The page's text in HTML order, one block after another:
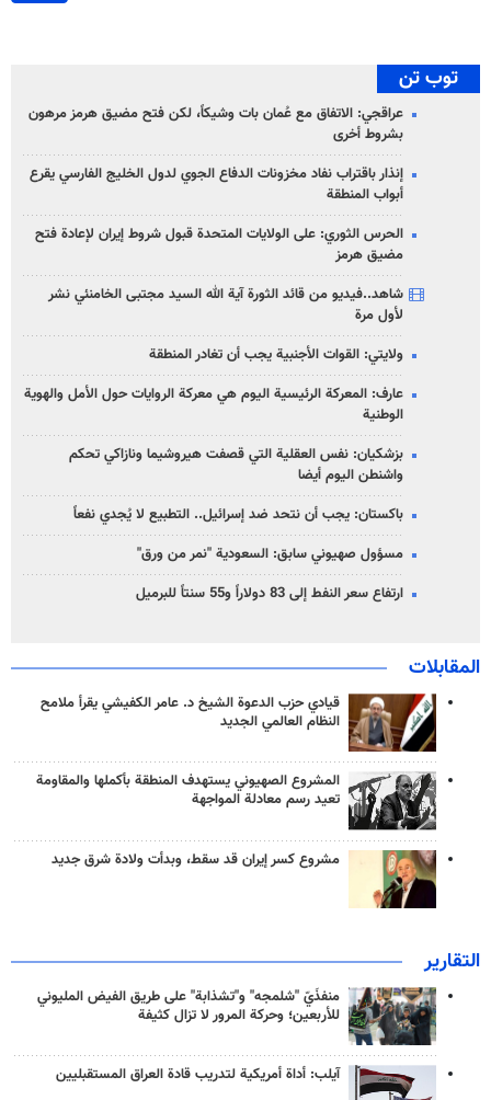
توب تن
عراقجي: الاتفاق مع عُمان بات وشيكاً، لكن فتح مضيق هرمز مرهون
بشروط أخرى
إنذار باقتراب نفاد مخزونات الدفاع الجوي لدول الخليج الفارسي يقرع
أبواب المنطقة
الحرس الثوري: على الولايات المتحدة قبول شروط إيران لإعادة فتح
مضيق هرمز
شاهد..فيديو من قائد الثورة آية الله السيد مجتبى الخامنئي نشر
لأول مرة
ولايتي: القوات الأجنبية يجب أن تغادر المنطقة
عارف: المعركة الرئيسية اليوم هي معركة الروايات حول الأمل والهوية
الوطنية
بزشكيان: نفس العقلية التي قصفت هيروشيما ونازاكي تحكم
واشنطن اليوم أيضا
باكستان: يجب أن نتحد ضد إسرائيل.. التطبيع لا يُجدي نفعاً
مسؤول صهيوني سابق: السعودية "نمر من ورق"
ارتفاع سعر النفط إلى 83 دولاراً و55 سنتاً للبرميل
المقابلات
قيادي حزب الدعوة الشيخ د. عامر الكفيشي يقرأ ملامح
النظام العالمي الجديد
المشروع الصهيوني يستهدف المنطقة بأكملها والمقاومة
تعيد رسم معادلة المواجهة
مشروع كسر إيران قد سقط، وبدأت ولادة شرق جديد
التقارير
منفذَيّ "شلمجه" و"تشذابة" على طريق الفيض المليوني
للأربعين؛ وحركة المرور لا تزال كثيفة
آيلب: أداة أمريكية لتدريب قادة العراق المستقبليين